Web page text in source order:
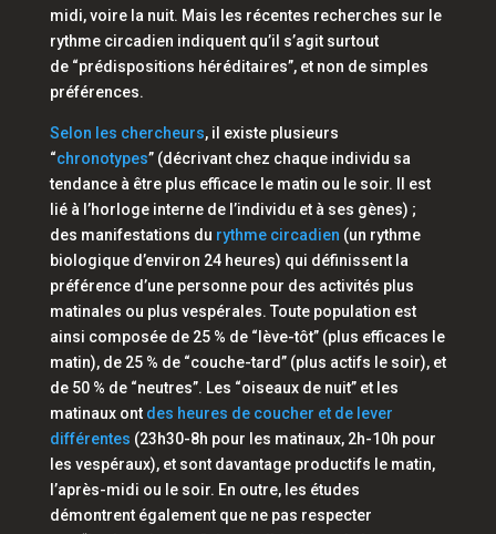
midi, voire la nuit. Mais les récentes recherches sur le
rythme circadien indiquent qu’il s’agit surtout
de “prédispositions héréditaires”,et non de simples
préférences.
Selon les chercheurs, il existe plusieurs
“chronotypes” (décrivant chez chaque individu sa
tendance à être plus efficace le matin ou le soir. Il est
lié à l’horloge interne de l’individu et à ses gènes) ;
des manifestations du rythme circadien (un rythme
biologique d’environ 24 heures) qui définissent la
préférence d’une personne pour des activités plus
matinales ou plus vespérales. Toute population est
ainsi composée de 25 % de“lève-tôt”(plus efficaces le
matin), de 25 % de “couche-tard” (plus actifs le soir), et
de 50 % de “neutres”. Les “oiseaux de nuit”et les
matinaux ont des heures de coucher et de lever
différentes (23h30-8h pour les matinaux, 2h-10h pour
les vespéraux), et sont davantage productifs le matin,
l’après-midi ou le soir. En outre, les études
démontrent également que ne pas respecter